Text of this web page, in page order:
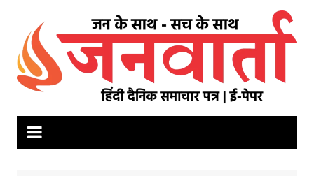
content